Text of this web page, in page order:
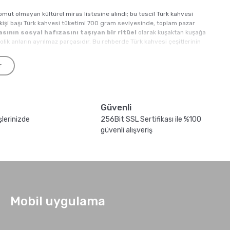
olmayan kültürel miras listesine alındı; bu tescil Türk kahvesi
kişi başı Türk kahvesi tüketimi 700 gram seviyesinde, toplam pazar
sosyal hafızasını taşıyan bir ritüel olarak kuşaktan kuşağa
anların ayrılmaz parçasıdır. Bu rehberde Türk kahvesi çeşitlerinin
ve misafirperverlik kültürünü özetler; bir fincan kahve sunma jesti
ile çok farklı tat profilleri üretebilir.
3-4 dakika içinde köpürmeye başlar, ilk köpük fincanlara dağıtılır ve
fincan için 1 cup, dört fincan için 2 cup, altı fincan için 4 cup ve sekiz
Güvenli
256Bit SSL Sertifikası ile %100
güvenli alışveriş
Mobil uygulama